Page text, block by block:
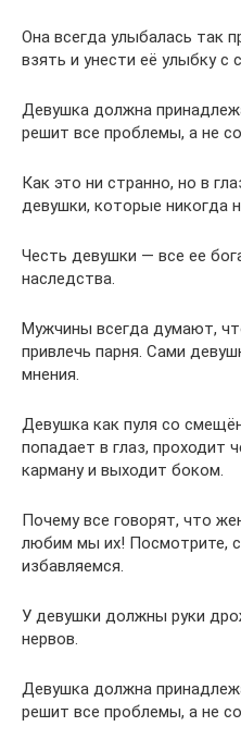
Она всегда улыбалась так
взять и унести её улыбку с
Девушка должна
решит все проблемы, а не
Как это ни странно, но в
девушки, которые никогда
Честь девушки — все ее
наследства.
Мужчины всегда думают,
привлечь парня. Сами
мнения.
Девушка как пуля со
попадает в глаз, проходит
карману и выходит боком.
Почему все говорят, что
любим мы их! Посмотрите,
избавляемся.
У девушки должны руки
нервов.
Девушка должна
решит все проблемы, а не